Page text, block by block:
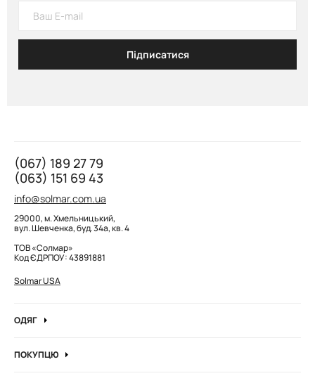
Підписатися
(067) 189 27 79
(063) 151 69 43
info@solmar.com.ua
29000, м. Хмельницький,
вул. Шевченка, буд. 34а, кв. 4
ТОВ «Солмар»
Код ЄДРПОУ: 43891881
Solmar USA
ОДЯГ
Кофти та джемпера
ПОКУПЦЮ